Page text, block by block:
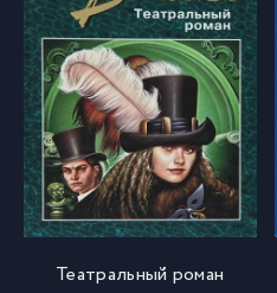
Театральный роман